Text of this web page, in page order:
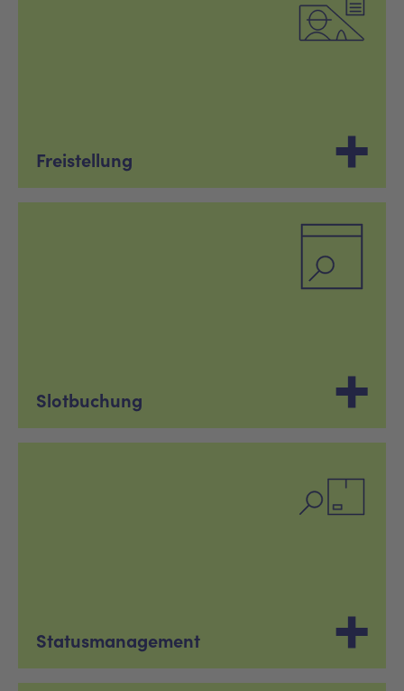
Freistellung
Slotbuchung
Statusmanagement